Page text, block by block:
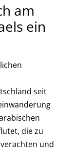
am
ein
seit
die zu
und